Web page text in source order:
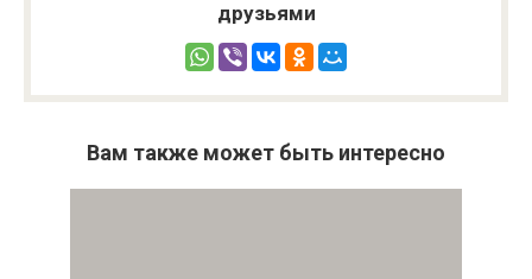
друзьями
Вам также может быть интересно